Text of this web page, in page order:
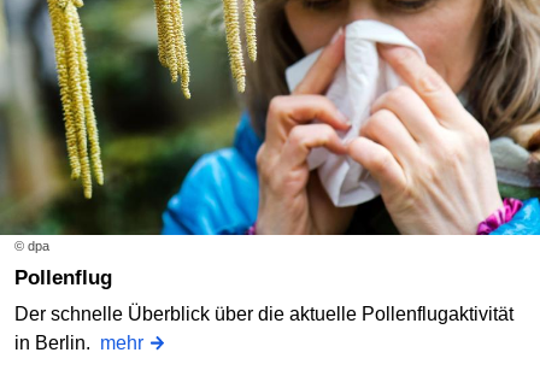
© dpa
Pollenflug
Der schnelle Überblick über die aktuelle Pollenflugaktivität
in Berlin. mehr